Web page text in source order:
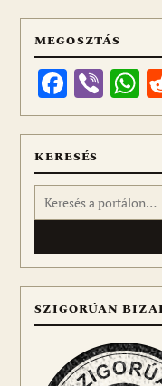
MEGOSZTÁS
KERESÉS
Keresés:
SZIGORÚAN